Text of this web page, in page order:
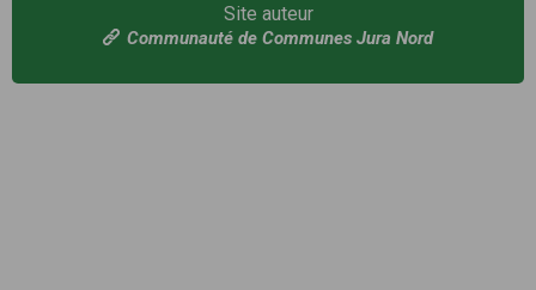
Site auteur
Communauté de Communes Jura Nord